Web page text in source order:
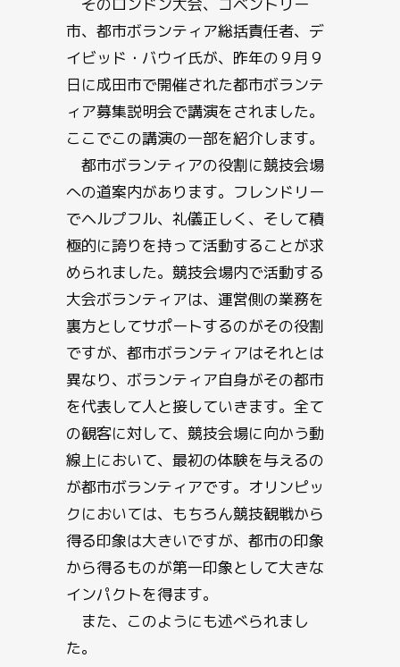
そのロンドン大会、コベントリー
市、都市ボランティア総括責任者、デ
イビッド・バウイ氏が、昨年の９月９
日に成田市で開催された都市ボランテ
ィア募集説明会で講演をされました。
ここでこの講演の一部を紹介します。
都市ボランティアの役割に競技会場
への道案内があります。フレンドリー
でヘルプフル、礼儀正しく、そして積
極的に誇りを持って活動することが求
められました。競技会場内で活動する
大会ボランティアは、運営側の業務を
裏方としてサポートするのがその役割
ですが、都市ボランティアはそれとは
異なり、ボランティア自身がその都市
を代表して人と接していきます。全て
の観客に対して、競技会場に向かう動
線上において、最初の体験を与えるの
が都市ボランティアです。オリンピッ
クにおいては、もちろん競技観戦から
得る印象は大きいですが、都市の印象
から得るものが第一印象として大きな
インパクトを得ます。
また、このようにも述べられまし
た。